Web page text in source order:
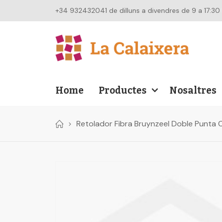
+34 932432041 de dilluns a divendres de 9 a 17:30
Home Productes Nosaltres
Retolador Fibra Bruynzeel Doble Punta